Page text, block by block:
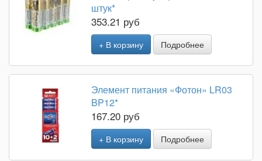
штук*
353.21 руб
+ В корзину Подробнее
Элемент питания «Фотон» LR03
BP12*
167.20 руб
+ В корзину Подробнее